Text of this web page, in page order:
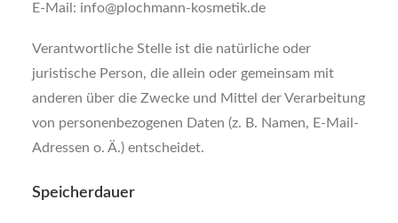
E-Mail: info@plochmann-kosmetik.de
Verantwortliche Stelle ist die natürliche oder
juristische Person, die allein oder gemeinsam mit
anderen über die Zwecke und Mittel der Verarbeitung
von personenbezogenen Daten (z. B. Namen, E-Mail-
Adressen o. Ä.) entscheidet.
Speicherdauer